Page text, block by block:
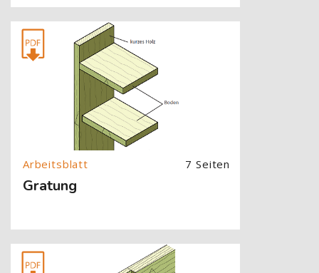
[Cocoon] About (Text with Image) überspringen
7 Seiten
Gratung
[Cocoon] About (Text with Image) überspringen